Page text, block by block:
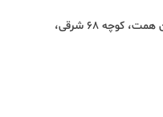
تهران، شیراز جنوبی، پایین‌تر از اتوبان همت، کوچه 68 شرقی،